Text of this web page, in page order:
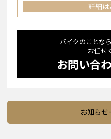
詳細は
バイクのことな
お任せ
お問い合
お知らせ